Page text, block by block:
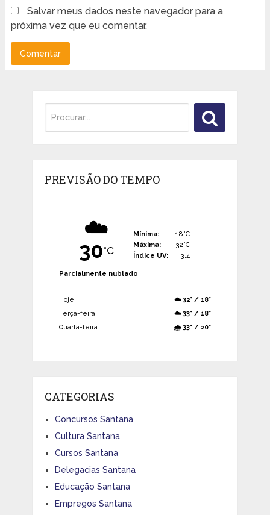
Salvar meus dados neste navegador para a
próxima vez que eu comentar.
PREVISÃO DO TEMPO
☁️
30°C
Mínima:
18°C
Máxima:
32°C
Índice UV:
3.4
Parcialmente nublado
Hoje
☁️ 32° / 18°
Terça-feira
☁️ 33° / 18°
Quarta-feira
🌧️ 33° / 20°
CATEGORIAS
Concursos Santana
Cultura Santana
Cursos Santana
Delegacias Santana
Educação Santana
Empregos Santana